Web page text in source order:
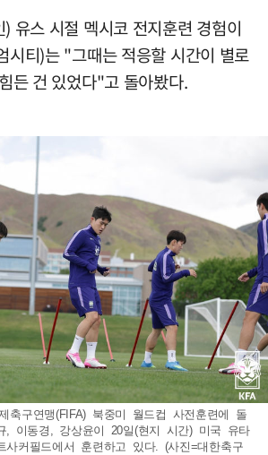
유스 시절 멕시코 전지훈련 경험이
시티)는 "그때는 적응할 시간이 별로
든 건 있었다"고 돌아봤다.
축구연맹(FIFA) 북중미 월드컵 사전훈련에 돌
, 이동경, 강상윤이 20일(현지 시간) 미국 유타
사커필드에서 훈련하고 있다. (사진=대한축구